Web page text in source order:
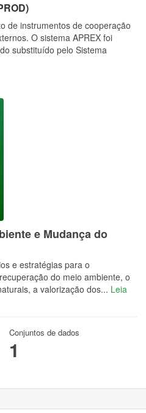
de instrumentos de cooperação
O sistema APREX foi
substituído pelo Sistema
e Mudança do
e estratégias para o
do meio ambiente, o
a valorização dos... Leia
Conjuntos de dados
1